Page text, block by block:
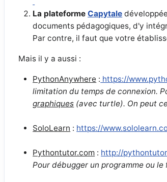
La plateformeCapytale
documents pédagogiques, d'y
Par contre, il faut que votre
Mais il y a aussi :
PythonAnywhere : https://
limitation du temps de connexion.
graphiques (avec turtle). On peut
SoloLearn : https://
Pythontutor.com : http://
Pour débugger un programme ou